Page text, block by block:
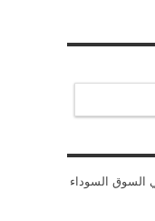
في السوق السوداء